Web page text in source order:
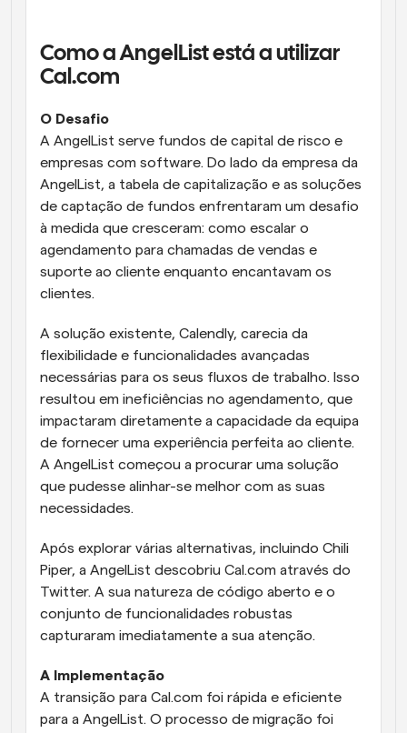
Agendamento potenciado com chamadas
Automatizar agendamento e lembretes
Blogue
atualizações
Reuniões Instantâneas
Reunião com clientes em minutos
Links de Grupo Dinâmico
Agende reuniões de forma fluida com várias pessoas
Webhooks
Como a AngelList está a utilizar
Cal.com
O Desafio
A AngelList serve fundos de capital de risco e
empresas com software. Do lado da empresa da
AngelList, a tabela de capitalização e as soluções
de captação de fundos enfrentaram um desafio
à medida que cresceram: como escalar o
agendamento para chamadas de vendas e
suporte ao cliente enquanto encantavam os
clientes.
A solução existente, Calendly, carecia da
flexibilidade e funcionalidades avançadas
necessárias para os seus fluxos de trabalho. Isso
resultou em ineficiências no agendamento, que
impactaram diretamente a capacidade da equipa
de fornecer uma experiência perfeita ao cliente.
A AngelList começou a procurar uma solução
que pudesse alinhar-se melhor com as suas
necessidades.
Após explorar várias alternativas, incluindo Chili
Piper, a AngelList descobriu Cal.com através do
Twitter. A sua natureza de código aberto e o
conjunto de funcionalidades robustas
capturaram imediatamente a sua atenção.
A Implementação
A transição para Cal.com foi rápida e eficiente
para a AngelList. O processo de migração foi